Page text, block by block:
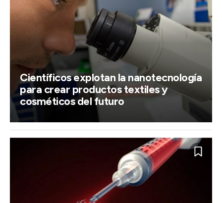
Científicos explotan la nanotecnología
para crear productos textiles y
cosméticos del futuro